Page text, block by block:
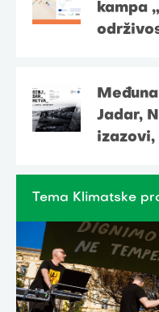
kampa
Jadar,
Tema Klimatske